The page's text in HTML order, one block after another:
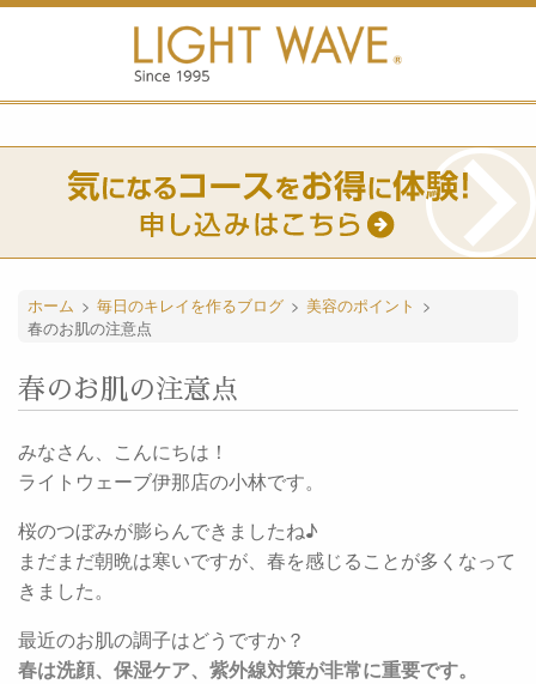
ホーム > 毎日のキレイを作るブログ > 美容のポイント >
春のお肌の注意点
春のお肌の注意点
みなさん、こんにちは！
ライトウェーブ伊那店の小林です。
桜のつぼみが膨らんできましたね♪
まだまだ朝晩は寒いですが、春を感じることが多くなって
きました。
最近のお肌の調子はどうですか？
春は洗顔、保湿ケア、紫外線対策が非常に重要です。